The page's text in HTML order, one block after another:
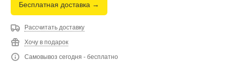
Бесплатная доставка →
Рассчитать доставку
Хочу в подарок
Самовывоз сегодня - бесплатно